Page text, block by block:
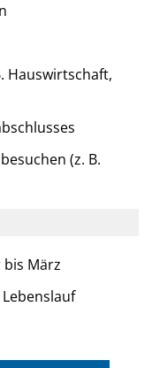
Hauswirtschaft,
(z. B.
bis März